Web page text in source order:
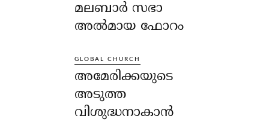
മലബാർ സഭാ
അൽമായ ഫോറം
GLOBAL CHURCH
അമേരിക്കയുടെ
അടുത്ത
വിശുദ്ധനാകാൻ